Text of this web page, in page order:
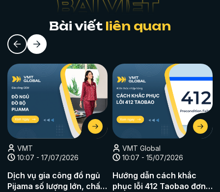
Bài viết liên quan
VMT
10:07 - 17/07/2026
Dịch vụ gia công đồ ngủ
Pijama số lượng lớn, chất
VMT Global
10:07 - 15/07/2026
Hướng dẫn cách khắc
phục lỗi 412 Taobao đơn